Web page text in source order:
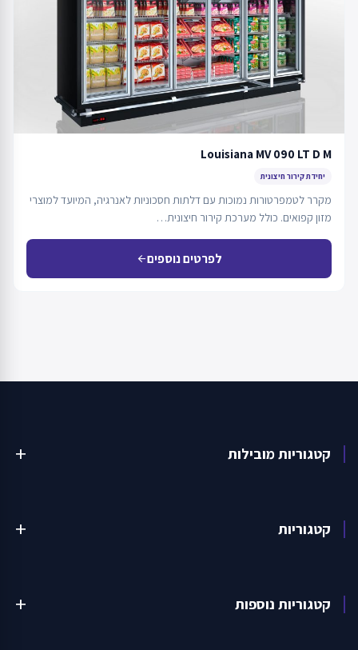
Louisiana MV 090 LT D M
יחידת קירור חיצונית
מקרר לטמפרטורות נמוכות עם דלתות חסכוניות לאנרגיה, המיועד למוצרי
מזון קפואים. כולל מערכת קירור חיצונית…
לפרטים נוספיםarrow_back
קטגוריות מובילות add
קטגוריות add
קטגוריות נוספות add